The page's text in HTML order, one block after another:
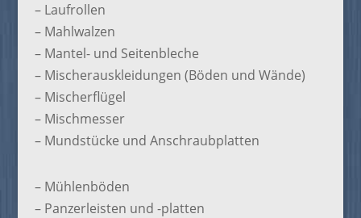
– Laufrollen
– Mahlwalzen
– Mantel- und Seitenbleche
– Mischerauskleidungen (Böden und Wände)
– Mischerflügel
– Mischmesser
– Mundstücke und Anschraubplatten
– Mühlenböden
– Panzerleisten und -platten